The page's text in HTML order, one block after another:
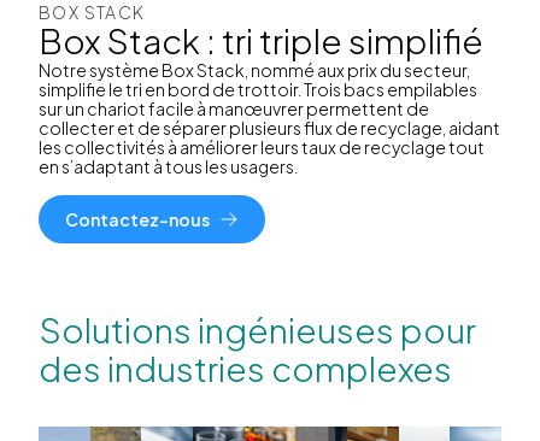
BOX STACK
Box Stack : tri triple simplifié
Notre système Box Stack, nommé aux prix du secteur,
simplifie le tri en bord de trottoir. Trois bacs empilables
sur un chariot facile à manœuvrer permettent de
collecter et de séparer plusieurs flux de recyclage, aidant
les collectivités à améliorer leurs taux de recyclage tout
en s’adaptant à tous les usagers.
Contactez-nous
Solutions ingénieuses pour
des industries complexes